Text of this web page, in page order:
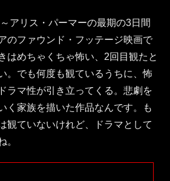
アリス・パーマーの最期の3日間
のファウンド・フッテージ映画で
はめちゃくちゃ怖い、2回目観たと
。でも何度も観ているうちに、怖
ラマ性が引き立ってくる。悲劇を
く家族を描いた作品なんです。も
観ていないけれど、ドラマとして
。